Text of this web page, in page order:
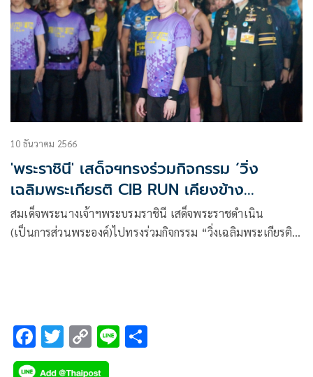
10 ธันวาคม 2566
'พระราชินี' เสด็จฯทรงร่วมกิจกรรม ‘วิ่ง
เฉลิมพระเกียรติ CIB RUN เคียงข้าง
ประชาชน’
สมเด็จพระนางเจ้าฯพระบรมราชินี เสด็จพระราชดำเนิน
(เป็นการส่วนพระองค์)ไปทรงร่วมกิจกรรม “วิ่งเฉลิมพระเกียรติ
F
ac
T
wi
C
o
Li